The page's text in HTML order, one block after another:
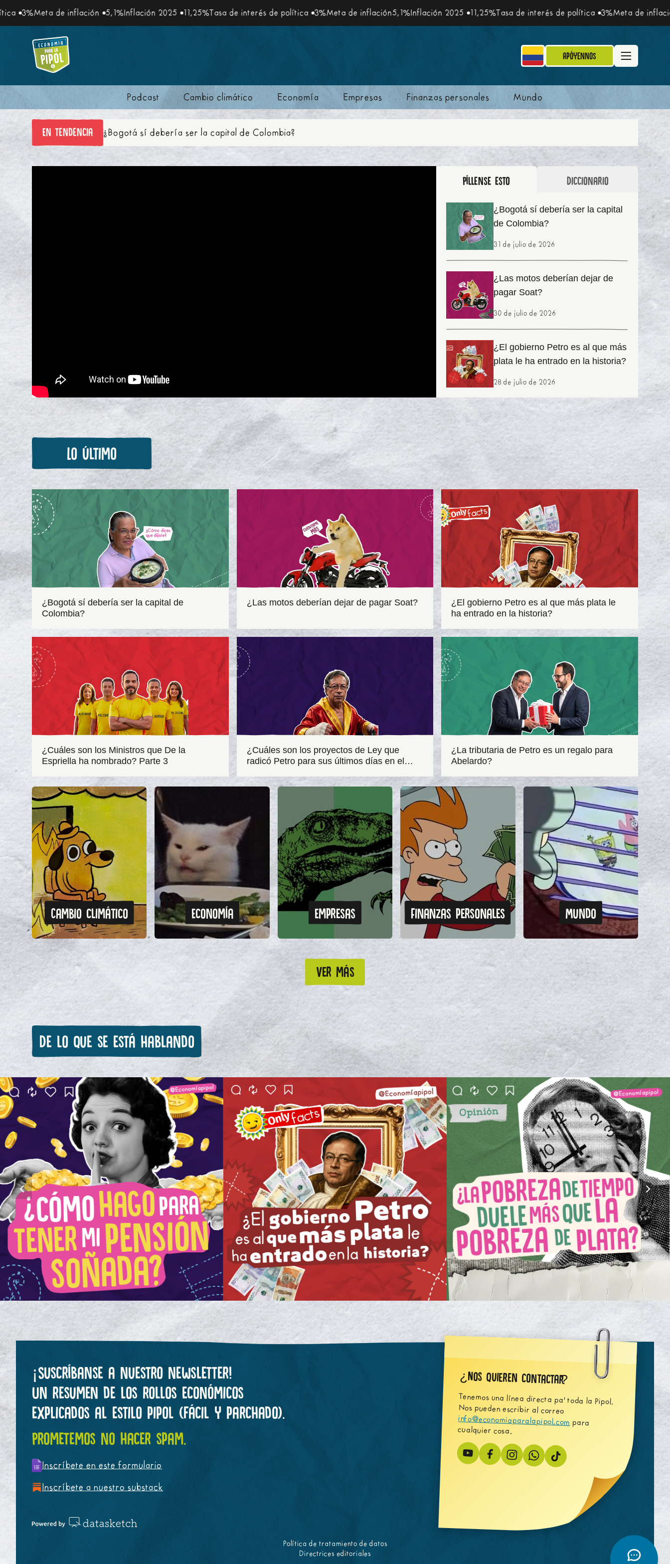
Meta de inflación 5,1%Inflación 2025 11,25%Tasa de interés de política 3%Meta de inflación5,1%Inflación 2025 11,25%Tasa de interés de política 3%Meta de inflación
Apóyennos
Podcast Cambio climático Economía Empresas Finanzas personales Mundo
En tendencia ¿Bogotá sí debería ser la capital de Colombia?
Píllense esto Diccionario
¿Bogotá sí debería ser la capital
de Colombia?
31 de julio de 2026
¿Las motos deberían dejar de
pagar Soat?
30 de julio de 2026
¿El gobierno Petro es al que más
plata le ha entrado en la historia?
28 de julio de 2026
Lo último
¿Bogotá sí debería ser la capital de
Colombia?
¿Las motos deberían dejar de pagar Soat?
¿El gobierno Petro es al que más plata le
ha entrado en la historia?
¿Cuáles son los Ministros que De la
Espriella ha nombrado? Parte 3
¿Cuáles son los proyectos de Ley que
radicó Petro para sus últimos días en el
¿La tributaria de Petro es un regalo para
Abelardo?
Cambio climático Economía Empresas Finanzas personales Mundo
Ver más
De lo que se está hablando
¡Suscríbanse a nuestro newsletter!
Un resumen de los rollos económicos
explicados al estilo pipol (fácil y parchado).
Prometemos no hacer spam.
Inscríbete en este formulario
Inscríbete a nuestro substack
¿Nos quieren contactar?
Tenemos una línea directa pa' toda la Pipol.
Nos pueden escribir al correo
info@economiaparalapipol.com para
cualquier cosa.
Política de tratamiento de datos
Directrices editoriales